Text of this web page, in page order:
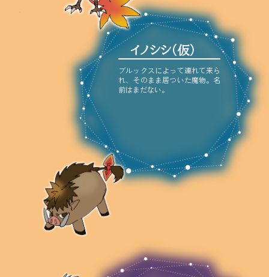
イノシシ（仮）
ブルックスによって連れて来ら
れ、そのまま居ついた魔物。名
前はまだない。